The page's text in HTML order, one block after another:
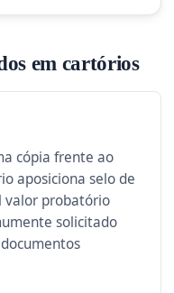
em cartórios
cópia frente ao
aposiciona selo de
valor probatório
solicitado